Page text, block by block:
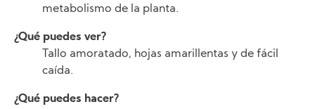
metabolismo de la planta.
¿Qué puedes ver?
Tallo amoratado, hojas amarillentas y de fácil
caída.
¿Qué puedes hacer?